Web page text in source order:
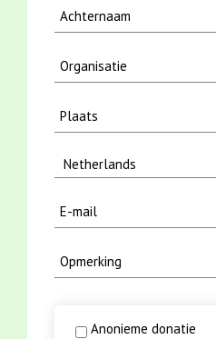
Anonieme donatie